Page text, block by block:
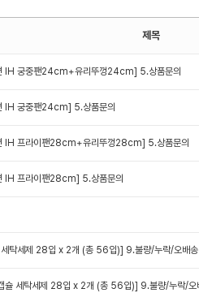
제목
IH 궁중팬24cm+유리뚜껑24cm] 5.상품문의
IH 궁중팬24cm] 5.상품문의
IH 프라이팬28cm+유리뚜껑28cm] 5.상품문의
IH 프라이팬28cm] 5.상품문의
세탁세제 28입 x 2개 (총 56입)] 9.불량/누락/오배
슐 세탁세제 28입 x 2개 (총 56입)] 9.불량/누락/오